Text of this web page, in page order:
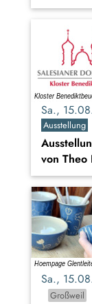
Sa.,
Ausstellung
von Theo
Sa.,
Großweil